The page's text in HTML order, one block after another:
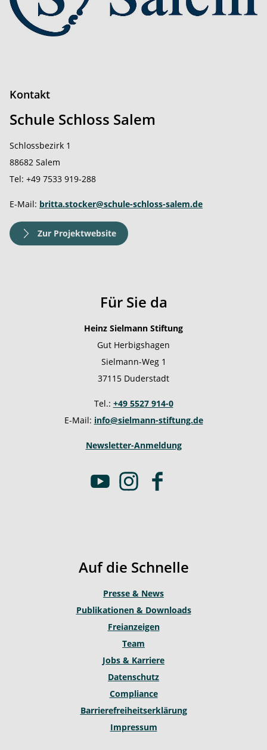
Kontakt
Schule Schloss Salem
Schlossbezirk 1
88682 Salem
Tel: +49 7533 919-288
E-Mail: britta.stocker@schule-schloss-salem.de
Zur Projektwebsite
Für Sie da
Heinz Sielmann Stiftung
Gut Herbigshagen
Sielmann-Weg 1
37115 Duderstadt
Tel.: +49 5527 914-0
E-Mail: info@sielmann-stiftung.de
Newsletter-Anmeldung
Y
e
I
n
r
a
m
F
o
o
k
Auf die Schnelle
Presse & News
Publikationen & Downloads
Freianzeigen
Team
Jobs & Karriere
Datenschutz
Compliance
Barrierefreiheitserklärung
Impressum